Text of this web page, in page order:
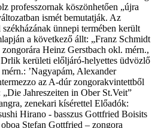
professzornak köszönhetően „újra
ismét bemutatják. Az
ünnepi termében került
a következő állt: „Franz Schmidt
Heinz Gerstbach okl. mérn.,
kerületi előljáró-helyettes üdvözlő
’Nagyapám, Alexander
az A-dúr zongorakvintettből
Jahreszeiten in Ober St.Veit”
zenekari kísérettel Előadók:
Hirano - basszus Gottfried Boisits
Stefan Gottfried – zongora